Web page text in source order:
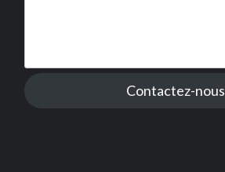
Contactez-nous